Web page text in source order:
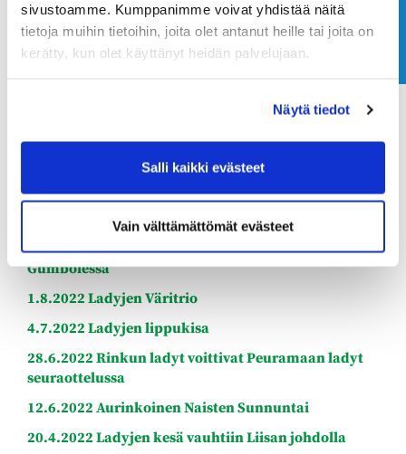
sivustoamme. Kumppanimme voivat yhdistää näitä
tietoja muihin tietoihin, joita olet antanut heille tai joita on
kerätty, kun olet käyttänyt heidän palvelujaan.
Näytä tiedot
Salli kaikki evästeet
Vain välttämättömät evästeet
Tapahtumia 2022
19.9.2022 Ladykauden päättäjäiset
22.8.2022 Rinkun ladyt voittivat seuraottelun
Gumbölessä
1.8.2022 Ladyjen Väritrio
4.7.2022 Ladyjen lippukisa
28.6.2022 Rinkun ladyt voittivat Peuramaan ladyt
seuraottelussa
12.6.2022 Aurinkoinen Naisten Sunnuntai
20.4.2022 Ladyjen kesä vauhtiin Liisan johdolla